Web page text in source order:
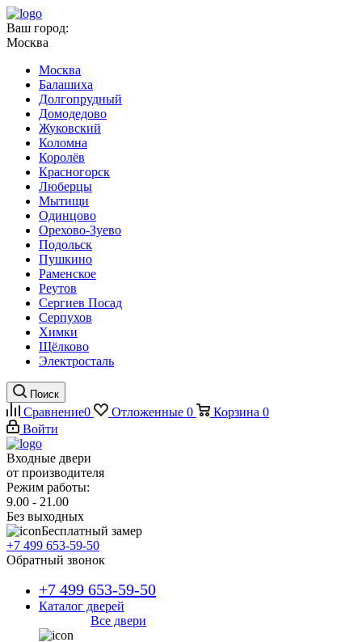
Ваш город:
Москва
Москва
Балашиха
Долгопрудный
Домодедово
Жуковский
Коломна
Королёв
Красногорск
Люберцы
Мытищи
Одинцово
Орехово-Зуево
Подольск
Пушкино
Раменское
Реутов
Сергиев Посад
Серпухов
Химки
Щёлково
Электросталь
Поиск
Сравнение0 Отложенные 0 Корзина 0
Войти
Входные двери
от производителя
Режим работы:
9.00 - 21.00
Без выходных
Бесплатный замер
+7 499 653-59-50
Обратный звонок
+7 499 653-59-50
Каталог дверей
Все двери